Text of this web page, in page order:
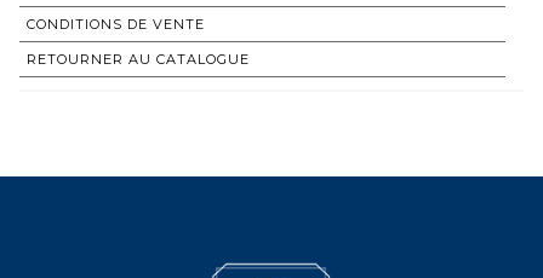
CONDITIONS DE VENTE
RETOURNER AU CATALOGUE